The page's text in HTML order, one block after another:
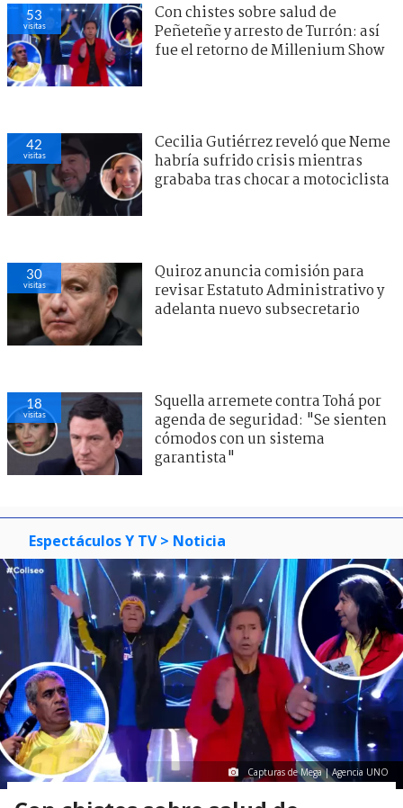
54
visitas
Con chistes sobre salud de
Peñeteñe y arresto de Turrón: así
fue el retorno de Millenium Show
45
visitas
Cecilia Gutiérrez reveló que Neme
habría sufrido crisis mientras
grababa tras chocar a motociclista
29
visitas
Quiroz anuncia comisión para
revisar Estatuto Administrativo y
adelanta nuevo subsecretario
25
visitas
Squella arremete contra Tohá por
agenda de seguridad: "Se sienten
cómodos con un sistema
garantista"
Espectáculos Y TV > Noticia
Capturas de Mega | Agencia UNO